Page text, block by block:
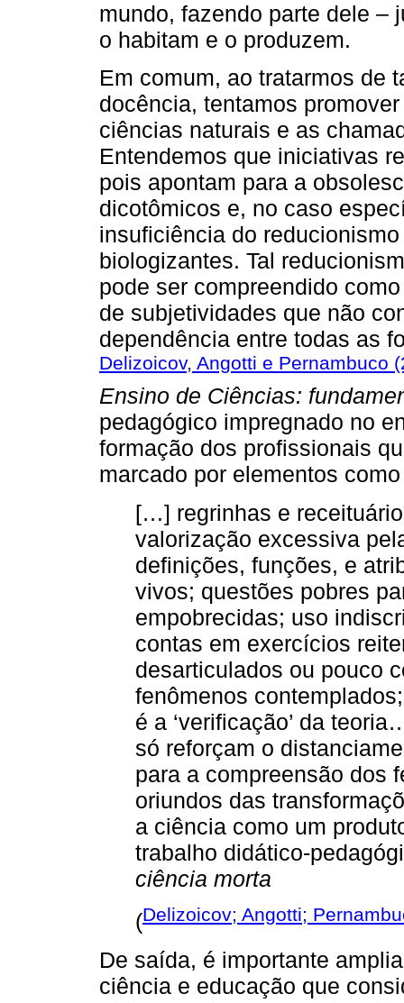
mundo, fazendo parte dele –
o habitam e o produzem.
Em comum, ao tratarmos de
docência, tentamos
ciências naturais e as
Entendemos que iniciativas
pois apontam para a
dicotômicos e, no caso
insuficiência do
biologizantes. Tal
pode ser compreendido
de subjetividades que não
dependência entre todas as
Delizoicov, Angotti e Pernambuco
Ensino de Ciências:
pedagógico impregnado no
formação dos profissionais
marcado por elementos como
[…] regrinhas e
valorização excessiva
definições, funções, e
vivos; questões pobres
empobrecidas; uso
contas em exercícios
desarticulados ou pouco
fenômenos
é a ‘verificação’ da
só reforçam o
para a compreensão dos
oriundos das
a ciência como um
trabalho didático-
ciência morta
(Delizoicov; Angotti;
De saída, é importante
ciência e educação que